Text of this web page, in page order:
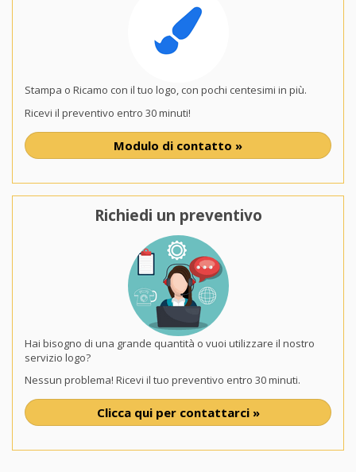
Stampa o Ricamo con il tuo logo, con pochi centesimi in più.
Ricevi il preventivo entro 30 minuti!
Modulo di contatto »
Richiedi un preventivo
Hai bisogno di una grande quantità o vuoi utilizzare il nostro
servizio logo?
Nessun problema! Ricevi il tuo preventivo entro 30 minuti.
Clicca qui per contattarci »